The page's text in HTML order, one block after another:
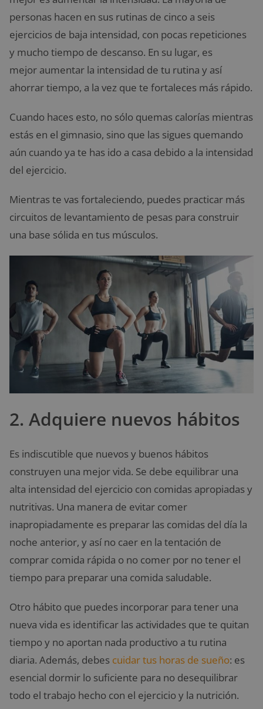
personas hacen en sus rutinas de cinco a seis
ejercicios de baja intensidad, con pocas repeticiones
y mucho tiempo de descanso. En su lugar, es
mejor aumentar la intensidad de tu rutina y así
ahorrar tiempo, a la vez que te fortaleces más rápido.
Cuando haces esto, no sólo quemas calorías mientras
estás en el gimnasio, sino que las sigues quemando
aún cuando ya te has ido a casa debido a la intensidad
del ejercicio.
Mientras te vas fortaleciendo, puedes practicar más
circuitos de levantamiento de pesas para construir
una base sólida en tus músculos.
2. Adquiere nuevos hábitos
Es indiscutible que nuevos y buenos hábitos
construyen una mejor vida. Se debe equilibrar una
alta intensidad del ejercicio con comidas apropiadas y
nutritivas. Una manera de evitar comer
inapropiadamente es preparar las comidas del día la
noche anterior, y así no caer en la tentación de
comprar comida rápida o no comer por no tener el
tiempo para preparar una comida saludable.
Otro hábito que puedes incorporar para tener una
nueva vida es identificar las actividades que te quitan
tiempo y no aportan nada productivo a tu rutina
diaria. Además, debes cuidar tus horas de sueño: es
esencial dormir lo suficiente para no desequilibrar
todo el trabajo hecho con el ejercicio y la nutrición.